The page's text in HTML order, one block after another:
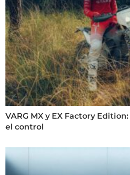
VARG MX y EX Factory
el control